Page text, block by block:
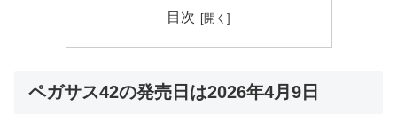
目次
ペガサス42の発売日は2026年4月9日